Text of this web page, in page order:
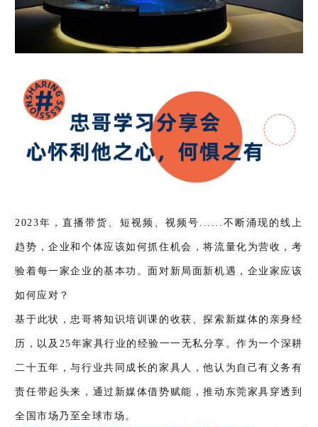
2023年，直播带货、短视频、视频号......不断涌现的线上
趋势，企业和个体应该如何抓住机会，将流量化为营收，考
验着每一家企业的基本功。面对新局面新机遇，企业家应该
如何应对？
基于此状，忠哥将知识培训课的收获、探索新媒体的亲身经
历，以及25年家具行业的经验一一无私分享。作为一个深耕
二十五年，与行业共同成长的家具人，他认为自己有义务有
责任带起头来，通过新媒体借势赋能，推动东莞家具穿透到
全国市场乃至全球市场。